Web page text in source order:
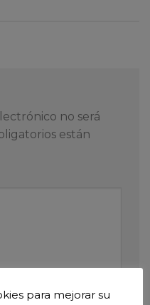
no será
están
para mejorar su